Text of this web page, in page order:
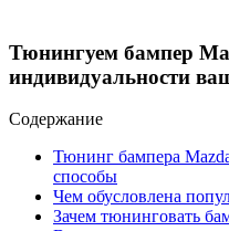
Тюнингуем бампер
индивидуальности
Содержание
Тюнинг бампера
способы
Чем обусловлена
Зачем тюнинговать